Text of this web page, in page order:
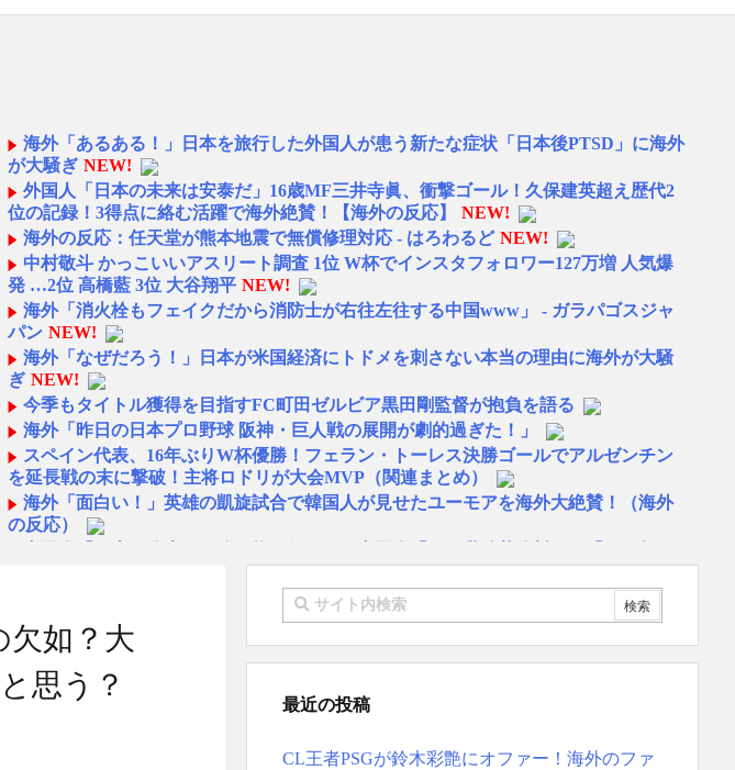
海外「あるある！」日本を旅行した外国人が患う新たな症状「日本後PTSD」に海外
が大騒ぎ NEW!
外国人「日本の未来は安泰だ」16歳MF三井寺眞、衝撃ゴール！久保建英超え歴代2
位の記録！3得点に絡む活躍で海外絶賛！【海外の反応】
NEW!
海外の反応：任天堂が熊本地震で無償修理対応 - はろわるど NEW!
中村敬斗 かっこいいアスリート調査 1位 W杯でインスタフォロワー127万増 人気爆
発 …2位 高橋藍 3位 大谷翔平 NEW!
海外「消火栓もフェイクだから消防士が右往左往する中国www」 - ガラパゴスジャ
パン NEW!
海外「なぜだろう！」日本が米国経済にトドメを刺さない本当の理由に海外が大騒
ぎ NEW!
今季もタイトル獲得を目指すFC町田ゼルビア黒田剛監督が抱負を語る
海外「昨日の日本プロ野球 阪神・巨人戦の展開が劇的過ぎた！」
スペイン代表、16年ぶりW杯優勝！フェラン・トーレス決勝ゴールでアルゼンチン
を延長戦の末に撃破！主将ロドリが大会MVP（関連まとめ）
海外「面白い！」英雄の凱旋試合で韓国人が見せたユーモアを海外大絶賛！（海外
の反応）
海外「日本人は何者なんだ…」 日本の帰宅部の女子高生たちの本気に世界が驚愕
◆悲報◆マドリーFWロドリゴ残留希望もアロンソ監督はベンチ漬けへ「インド料理
ばかり食ってるからだ」by スペイン紙
「また浅野の時の走り方」 リュディガー走法で60m超爆走、ピッチ横断話題「ちゃ
んと速い」
海外「オチが多すぎ！」日本を不買する韓国の矛盾に海外が大爆笑
欠如？大
思う？
最近の投稿
CL王者PSGが鈴木彩艶にオファー！海外のファ